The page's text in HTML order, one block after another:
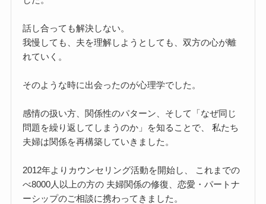
話し合っても解決しない。
我慢しても、夫を理解しようとしても、双方の心が離
れていく。
そのような時に出会ったのが心理学でした。
感情の扱い方、関係性のパターン、そして「なぜ同じ
問題を繰り返してしまうのか」を知ることで、 私たち
夫婦は関係を再構築していきました。
2012年よりカウンセリング活動を開始し、 これまでの
べ8000人以上の方の 夫婦関係の修復、恋愛・パートナ
ーシップのご相談に携わってきました。